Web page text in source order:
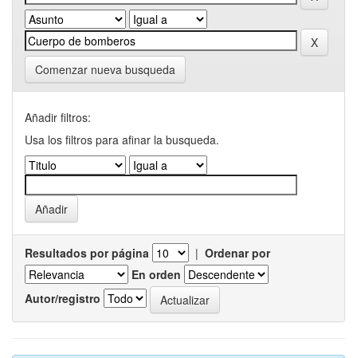
Comenzar nueva busqueda
Añadir filtros:
Usa los filtros para afinar la busqueda.
Resultados por página | Ordenar por
En orden
Autor/registro